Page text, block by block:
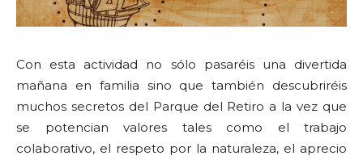
Con esta actividad no sólo pasaréis una divertida
mañana en familia sino que también descubriréis
muchos secretos del Parque del Retiro a la vez que
se potencian valores tales como el trabajo
colaborativo, el respeto por la naturaleza, el aprecio